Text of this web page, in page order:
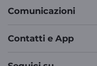
Comunicazioni
Contatti e App